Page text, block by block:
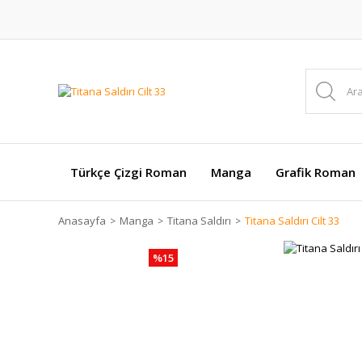
Türkçe Çizgi Roman Manga Grafik Roman
Anasayfa Manga Titana Saldırı Titana Saldırı Cilt 33
%15